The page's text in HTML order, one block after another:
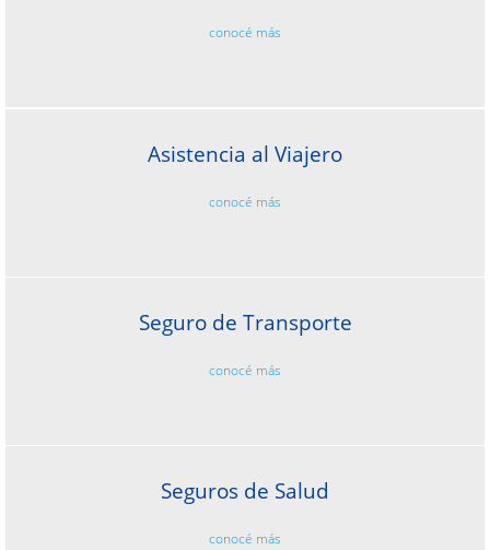
conocé más
Asistencia al Viajero
conocé más
Seguro de Transporte
conocé más
Seguros de Salud
conocé más